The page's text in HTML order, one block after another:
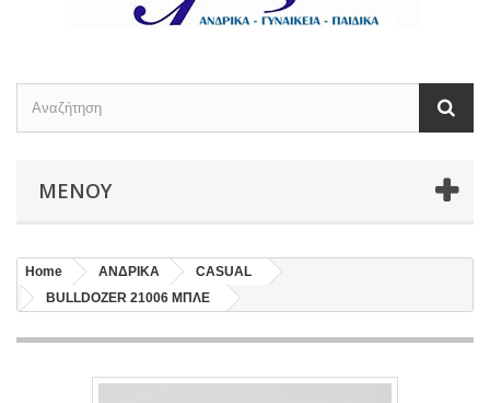
ΜΕΝΟΎ
Home ΑΝΔΡΙΚΑ
CASUAL
BULLDOZER 21006 ΜΠΛΕ